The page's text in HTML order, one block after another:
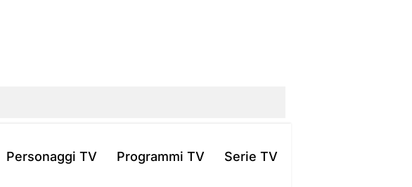
Personaggi TV Programmi TV Serie TV